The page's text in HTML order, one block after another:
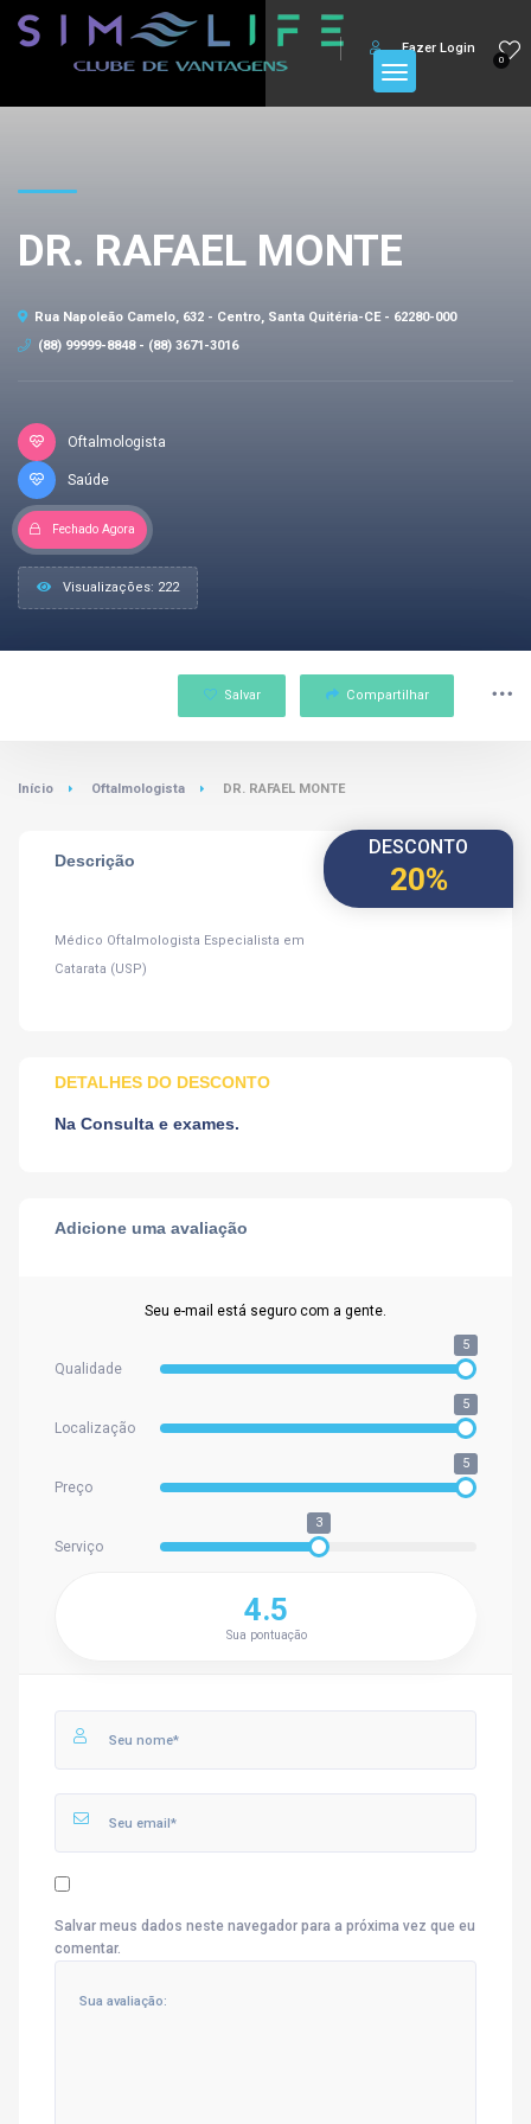
0
Fazer Login
DR. RAFAEL MONTE
Rua Napoleão Camelo, 632 - Centro, Santa Quitéria-CE - 62280-000
(88) 99999-8848 - (88) 3671-3016
Oftalmologista
Saúde
Fechado Agora
Visualizações: 222
Salvar Compartilhar
Início Oftalmologista DR. RAFAEL MONTE
DESCONTO
20%
Descrição
Médico Oftalmologista Especialista em
Catarata (USP)
DETALHES DO DESCONTO
Na Consulta e exames.
Adicione uma avaliação
Seu e-mail está seguro com a gente.
Qualidade
5
Localização
5
Preço
5
Serviço
3
4.5
Sua pontuação
Salvar meus dados neste navegador para a próxima vez que eu
comentar.